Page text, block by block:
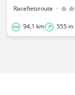
Racefietsroute ·
94,1 km 555 m